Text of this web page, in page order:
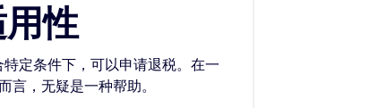
性
定条件下，可以申请退税。在一
，无疑是一种帮助。